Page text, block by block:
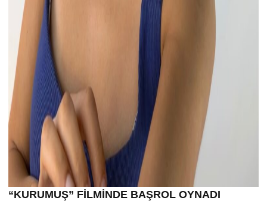
“KURUMUŞ” FİLMİNDE BAŞROL OYNADI